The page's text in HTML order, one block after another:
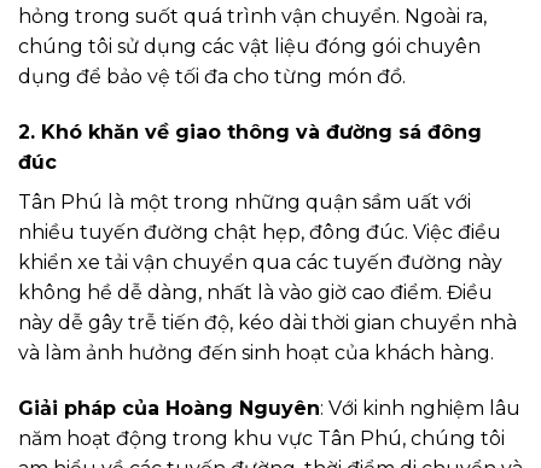
hỏng trong suốt quá trình vận chuyển. Ngoài ra,
chúng tôi sử dụng các vật liệu đóng gói chuyên
dụng để bảo vệ tối đa cho từng món đồ.
2. Khó khăn về giao thông và đường sá đông
đúc
Tân Phú là một trong những quận sầm uất với
nhiều tuyến đường chật hẹp, đông đúc. Việc điều
khiển xe tải vận chuyển qua các tuyến đường này
không hề dễ dàng, nhất là vào giờ cao điểm. Điều
này dễ gây trễ tiến độ, kéo dài thời gian chuyển nhà
và làm ảnh hưởng đến sinh hoạt của khách hàng.
Giải pháp của Hoàng Nguyên: Với kinh nghiệm lâu
năm hoạt động trong khu vực Tân Phú, chúng tôi